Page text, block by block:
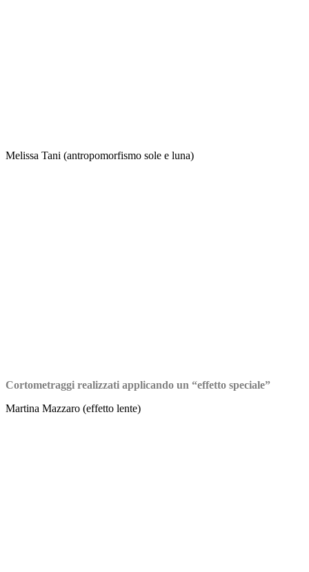
Melissa Tani (antropomorfismo sole e luna)
Cortometraggi realizzati applicando un “effetto speciale”
Martina Mazzaro (effetto lente)